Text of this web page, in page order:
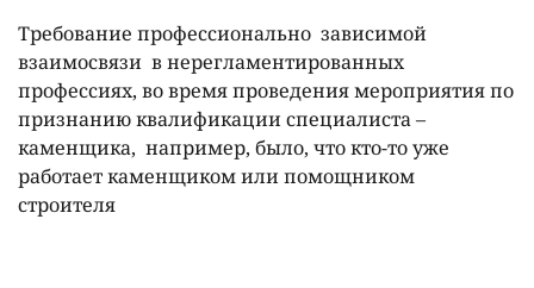
Требование профессионально зависимой
взаимосвязи в нерегламентированных
профессиях, во время проведения мероприятия по
признанию квалификации специалиста –
каменщика, например, было, что кто-то уже
работает каменщиком или помощником
строителя